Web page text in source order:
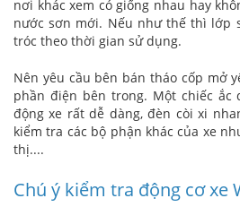
nơi khác xem có giống nhau hay
nước sơn mới. Nếu như thế thì lớp
tróc theo thời gian sử dụng.
Nên yêu cầu bên bán tháo cốp mở
phần điện bên trong. Một chiếc ắc
động xe rất dễ dàng, đèn còi xi
kiểm tra các bộ phận khác của xe
thị....
Chú ý kiểm tra động cơ xe